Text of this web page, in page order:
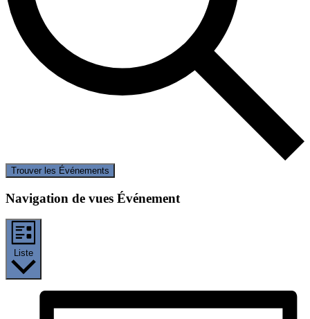
Trouver les Événements
Navigation de vues Événement
Liste